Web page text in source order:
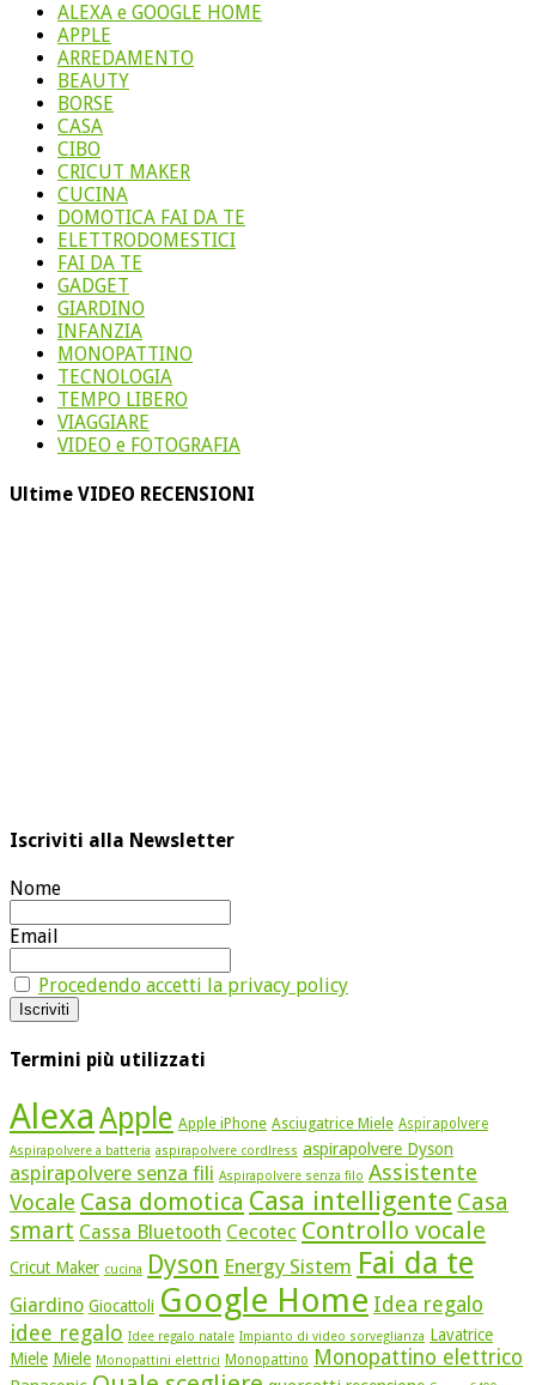
ALEXA e GOOGLE HOME
APPLE
ARREDAMENTO
BEAUTY
BORSE
CASA
CIBO
CRICUT MAKER
CUCINA
DOMOTICA FAI DA TE
ELETTRODOMESTICI
FAI DA TE
GADGET
GIARDINO
INFANZIA
MONOPATTINO
TECNOLOGIA
TEMPO LIBERO
VIAGGIARE
VIDEO e FOTOGRAFIA
Ultime VIDEO RECENSIONI
Iscriviti alla Newsletter
Nome
Email
Procedendo accetti la privacy policy
Termini più utilizzati
Alexa Apple Apple iPhone Asciugatrice Miele Aspirapolvere
Aspirapolvere a batteria aspirapolvere cordlress aspirapolvere Dyson
aspirapolvere senza fili Aspirapolvere senza filo Assistente
Vocale Casa domotica Casa intelligente Casa
smart Cassa Bluetooth Cecotec Controllo vocale
Cricut Maker cucina Dyson Energy Sistem Fai da te
Giardino Giocattoli Google Home Idea regalo
idee regalo Idee regalo natale Impianto di video sorveglianza Lavatrice
Miele Miele Monopattini elettrici Monopattino Monopattino elettrico